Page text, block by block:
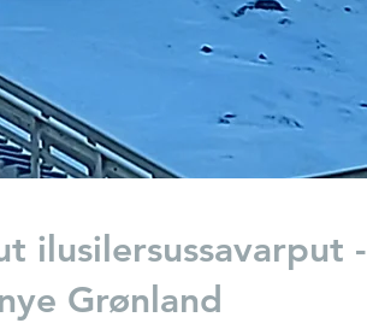
ilusilersussavarput -
Grønland